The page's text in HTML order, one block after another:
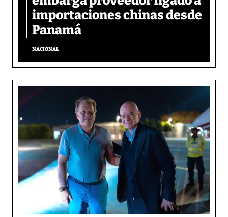
importaciones chinas desde
Panamá
NACIONAL